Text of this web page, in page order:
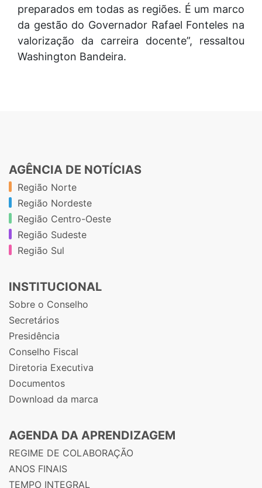
preparados em todas as regiões. É um marco
da gestão do Governador Rafael Fonteles na
valorização da carreira docente”, ressaltou
Washington Bandeira.
AGÊNCIA DE NOTÍCIAS
Região Norte
Região Nordeste
Região Centro-Oeste
Região Sudeste
Região Sul
INSTITUCIONAL
Sobre o Conselho
Secretários
Presidência
Conselho Fiscal
Diretoria Executiva
Documentos
Download da marca
AGENDA DA APRENDIZAGEM
REGIME DE COLABORAÇÃO
ANOS FINAIS
TEMPO INTEGRAL